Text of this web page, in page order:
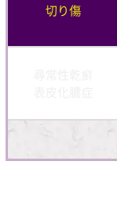
切り傷